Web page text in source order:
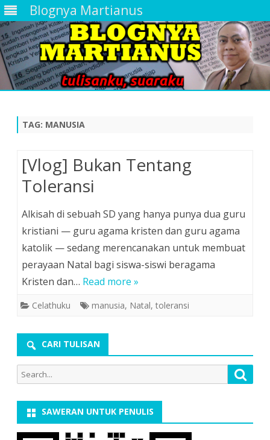
Blognya Martianus
TAG: MANUSIA
[Vlog] Bukan Tentang
Toleransi
Alkisah di sebuah SD yang hanya punya dua guru
kristiani — guru agama kristen dan guru agama
katolik — sedang merencanakan untuk membuat
perayaan Natal bagi siswa-siswi beragama
Kristen dan… Read more »
Celathuku manusia, Natal, toleransi
CARI TULISAN
Search
for:
SAWERAN UNTUK PENULIS